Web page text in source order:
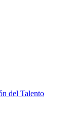
del Talento